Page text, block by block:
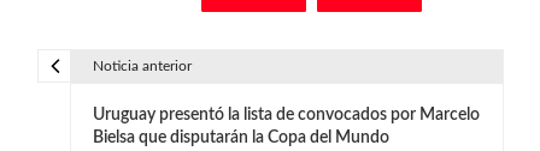
Noticia anterior
Uruguay presentó la lista de convocados por Marcelo
Bielsa que disputarán la Copa del Mundo